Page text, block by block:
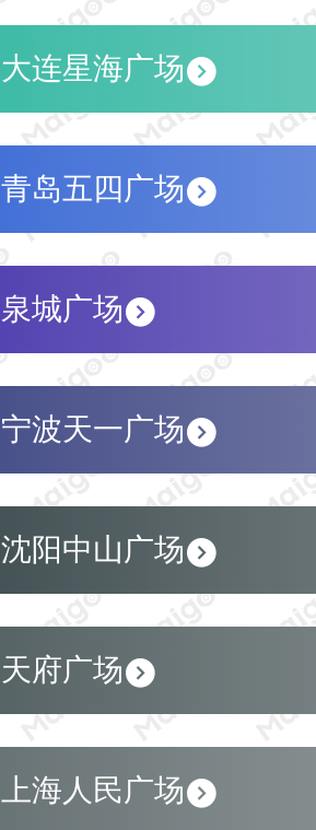
大连星海广场
青岛五四广场
泉城广场
宁波天一广场
沈阳中山广场
天府广场
上海人民广场